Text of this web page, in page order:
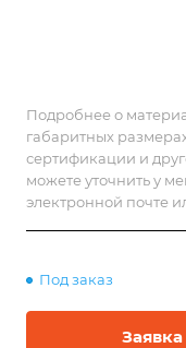
Подробнее о
габаритных
сертификации и
можете уточнить у
электронной почте
Под заказ